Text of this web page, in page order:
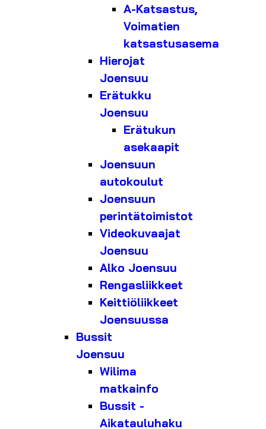
A-Katsastus,
Voimatien
katsastusasema
Hierojat
Joensuu
Erätukku
Joensuu
Erätukun
asekaapit
Joensuun
autokoulut
Joensuun
perintätoimistot
Videokuvaajat
Joensuu
Alko Joensuu
Rengasliikkeet
Keittiöliikkeet
Joensuussa
Bussit
Joensuu
Wilima
matkainfo
Bussit -
Aikatauluhaku